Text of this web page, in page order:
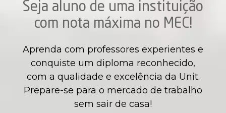
Seja aluno de uma instituição
com nota máxima no MEC!
Aprenda com professores experientes e
conquiste um diploma reconhecido,
com a qualidade e excelência da Unit.
Prepare-se para o mercado de trabalho
sem sair de casa!